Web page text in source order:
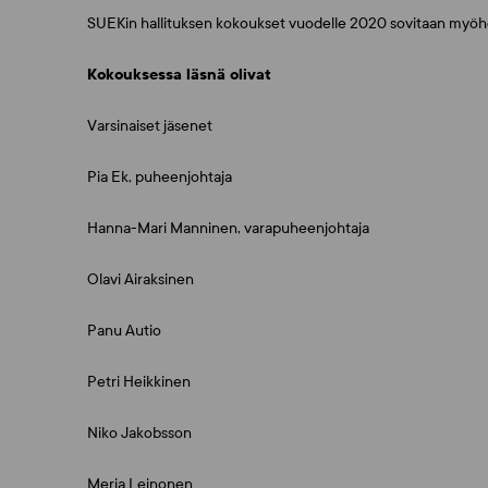
SUEKin hallituksen kokoukset vuodelle 2020 sovitaan
Kokouksessa läsnä olivat
Varsinaiset jäsenet
Pia Ek, puheenjohtaja
Hanna-Mari Manninen, varapuheenjohtaja
Olavi Airaksinen
Panu Autio
Petri Heikkinen
Niko Jakobsson
Merja Leinonen